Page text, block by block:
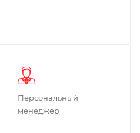
Персональный
менеджер